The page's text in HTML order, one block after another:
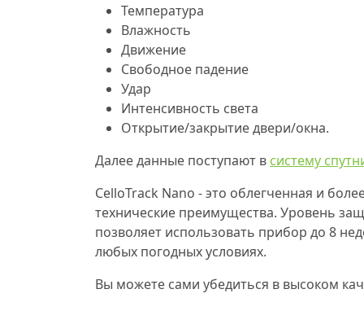
Температура
Влажность
Движение
Cвободное падение
Удар
Интенсивность света
Открытие/закрытие двери/окна.
Далее данные поступают в систему
CelloTrack Nano - это облегченная и
технические преимущества. Уровень
позволяет использовать прибор до 8
любых погодных условиях.
Вы можете сами убедиться в высоком